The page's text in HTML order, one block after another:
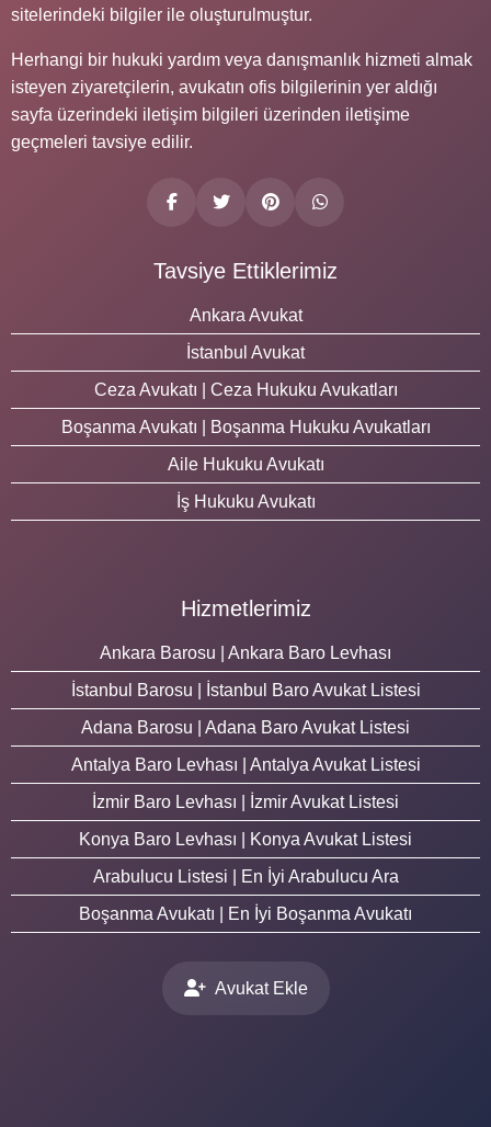
sitelerindeki bilgiler ile oluşturulmuştur.
Herhangi bir hukuki yardım veya danışmanlık hizmeti almak
isteyen ziyaretçilerin, avukatın ofis bilgilerinin yer aldığı
sayfa üzerindeki iletişim bilgileri üzerinden iletişime
geçmeleri tavsiye edilir.
Tavsiye Ettiklerimiz
Ankara Avukat
İstanbul Avukat
Ceza Avukatı | Ceza Hukuku Avukatları
Boşanma Avukatı | Boşanma Hukuku Avukatları
Aile Hukuku Avukatı
İş Hukuku Avukatı
Hizmetlerimiz
Ankara Barosu | Ankara Baro Levhası
İstanbul Barosu | İstanbul Baro Avukat Listesi
Adana Barosu | Adana Baro Avukat Listesi
Antalya Baro Levhası | Antalya Avukat Listesi
İzmir Baro Levhası | İzmir Avukat Listesi
Konya Baro Levhası | Konya Avukat Listesi
Arabulucu Listesi | En İyi Arabulucu Ara
Boşanma Avukatı | En İyi Boşanma Avukatı
Avukat Ekle